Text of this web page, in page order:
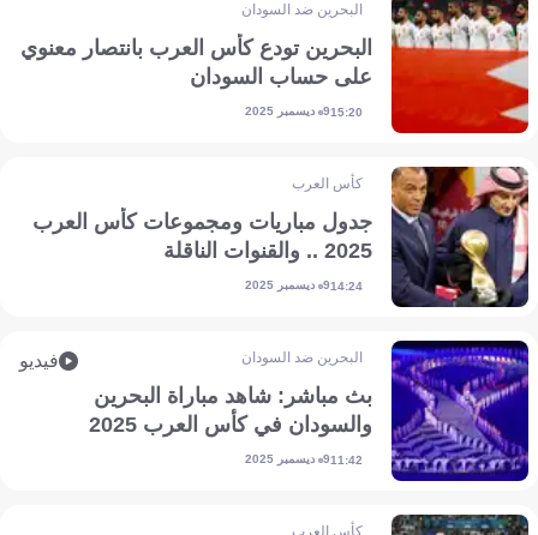
البحرين ضد السودان
البحرين تودع كأس العرب بانتصار معنوي
على حساب السودان
15:209 ديسمبر 2025
كأس العرب
جدول مباريات ومجموعات كأس العرب
2025 .. والقنوات الناقلة
14:249 ديسمبر 2025
البحرين ضد السودان فيديو
بث مباشر: شاهد مباراة البحرين
والسودان في كأس العرب 2025
11:429 ديسمبر 2025
كأس العرب